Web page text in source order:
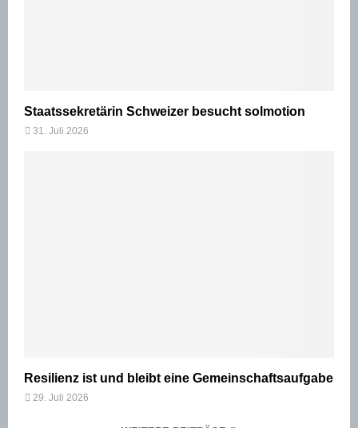
Staatssekretärin Schweizer besucht solmotion
31. Juli 2026
Resilienz ist und bleibt eine Gemeinschaftsaufgabe
29. Juli 2026